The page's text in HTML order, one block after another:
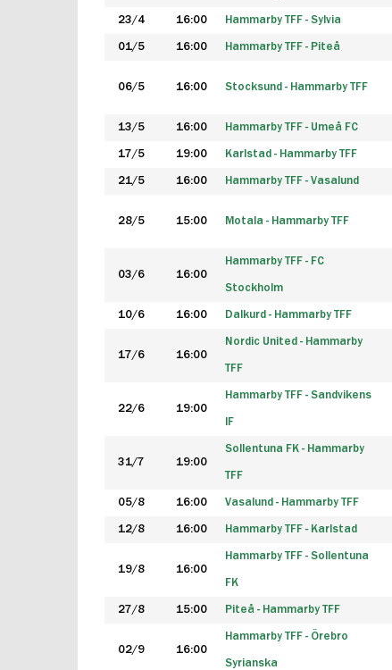
23/4 16:00 Hammarby TFF - Sylvia
01/5 16:00 Hammarby TFF - Piteå
06/5 16:00 Stocksund - Hammarby TFF
13/5 16:00 Hammarby TFF - Umeå FC
17/5 19:00 Karlstad - Hammarby TFF
21/5 16:00 Hammarby TFF - Vasalund
28/5 15:00 Motala - Hammarby TFF
03/6 16:00
Hammarby TFF - FC
Stockholm
10/6 16:00 Dalkurd - Hammarby TFF
17/6 16:00
Nordic United - Hammarby
TFF
22/6 19:00
Hammarby TFF - Sandvikens
IF
31/7 19:00
Sollentuna FK - Hammarby
TFF
05/8 16:00 Vasalund - Hammarby TFF
12/8 16:00 Hammarby TFF - Karlstad
19/8 16:00
Hammarby TFF - Sollentuna
FK
27/8 15:00 Piteå - Hammarby TFF
02/9 16:00
Hammarby TFF - Örebro
Syrianska